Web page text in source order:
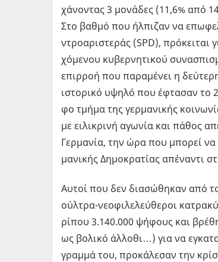
χά­νο­ντας 3 μο­νά­δες (11,6% από
Στο βαθμό που ήλ­πι­ζαν να
ντρο­α­ρι­στε­ράς (SPD),
χό­με­νου κυ­βερ­νη­τι­κού
επιρ­ροή που πα­ρα­μέ­νει η
ιστο­ρι­κό υψηλό που έφτα­σαν το
φο τμήμα της γερ­μα­νι­κής
με ει­λι­κρι­νή αγω­νία και πάθος
Γερ­μα­νία, την ώρα που μπο­ρεί
μα­νι­κής Δη­μο­κρα­τί­ας απέ­να­ντι
Αυτοί που δεν δια­σώ­θη­καν από
ούλ­τρα-νε­ο­φι­λε­λεύ­θε­ροι
ρί­που 3.140.000 ψή­φους και
ως βο­λι­κό άλ­λο­θι…) για να
γραμ­μά του, προ­κά­λε­σαν την